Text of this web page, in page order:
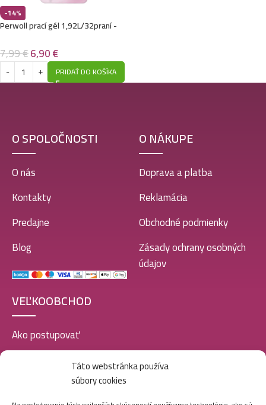
Táto webstránka používa
súbory cookies
-14%
Perwoll prací gél 1,92L/32praní -
7,99€6,90€
PRIDAŤ DO KOŠÍKA
O SPOLOČNOSTI
O nás
Kontakty
Predajne
Blog
O NÁKUPE
Doprava a platba
Reklamácia
Obchodné podmienky
Zásady ochrany osobných
údajov
VEĽKOOBCHOD
Ako postupovať
Doprava a platba
Veľkoobchod